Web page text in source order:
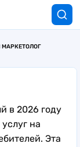
в 2026 году
на
Эта